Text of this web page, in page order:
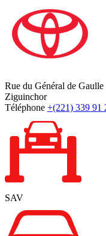
Rue du Général de Gaulle
Ziguinchor
Téléphone +(221) 339 91
SAV